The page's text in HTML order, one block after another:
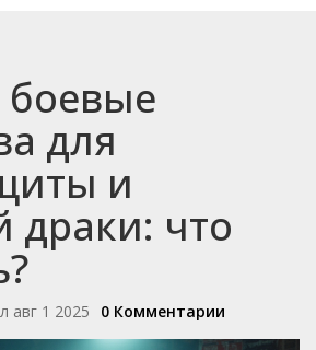
для
и
драки: что
авг 1 2025 0 Комментарии